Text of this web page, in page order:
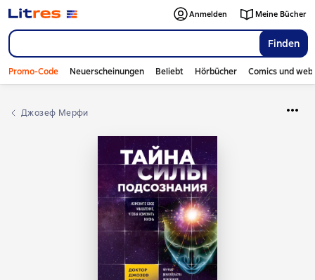
Finden
Anmelden Meine Bücher
Promo-Code Neuerscheinungen Beliebt Hörbücher Comics und
Джозеф Мерфи